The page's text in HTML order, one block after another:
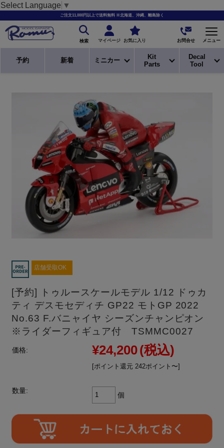
Select Language ▼
ご注文11,000円以上で送料無料 ※北海道、沖縄、離島除く
検索 マイページ お気に入り お問合せ メニュー
予約 新着 ミニカー
Kit
Parts
Decal
Tool
店舗受取OK
[予約] トゥルースケールモデル 1/12 ドゥカ
ティ デスモセディチ GP22 モトGP 2022
No.63 F.バニャイヤ シーズンチャンピオン
※ライダーフィギュア付 TSMMC0027
価格: ¥24,200(税込)
[ポイント還元 242ポイント〜]
数量:
個